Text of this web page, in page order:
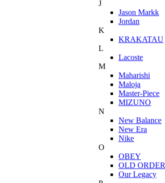
J
Jason Markk
Jordan
K
KRAKATAU
L
Lacoste
M
Maharishi
Maloja
Master-Piece
MIZUNO
N
New Balance
New Era
Nike
O
OBEY
OLD ORDER
Our Legacy